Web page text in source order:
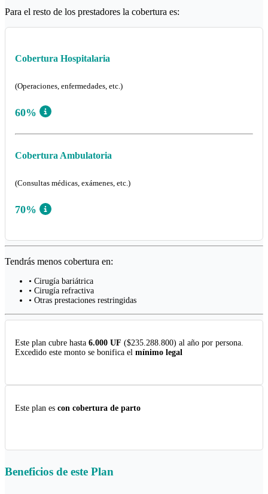
Para el resto de los prestadores la cobertura es:
Cobertura Hospitalaria
(Operaciones, enfermedades, etc.)
60%
Cobertura Ambulatoria
(Consultas médicas, exámenes, etc.)
70%
Tendrás menos cobertura en:
• Cirugía bariátrica
• Cirugía refractiva
• Otras prestaciones restringidas
Este plan cubre hasta 6.000 UF ($235.288.800) al año por persona.
Excedido este monto se bonifica el mínimo legal
Este plan es con cobertura de parto
Beneficios de este Plan